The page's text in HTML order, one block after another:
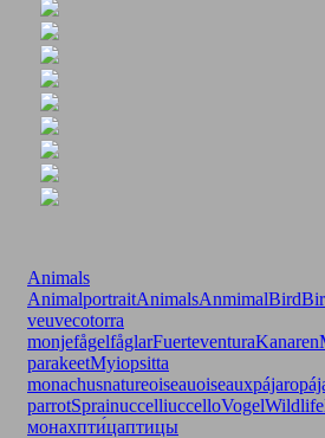
Animals
AnimalportraitAnimalsAnmimalBird
veuvecotorra
monjefågelfåglarFuerteventuraKanaren
parakeetMyiopsitta
monachusnatureoiseauoiseauxpájaro
parrotSprainuccelliuccelloVogelWildlife
монахпти́цаптицы